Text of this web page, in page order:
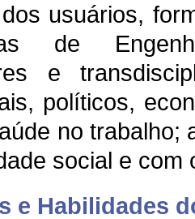
usuários,
de
e
políticos,
no trabalho;
social e
e Habilidades